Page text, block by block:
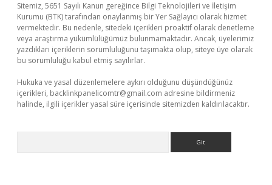
Sitemiz, 5651 Sayılı Kanun gereğince Bilgi Teknolojileri ve İletişim
Kurumu (BTK) tarafından onaylanmış bir Yer Sağlayıcı olarak hizmet
vermektedir. Bu nedenle, sitedeki içerikleri proaktif olarak denetleme
veya araştırma yükümlülüğümüz bulunmamaktadır. Ancak, üyelerimiz
yazdıkları içeriklerin sorumluluğunu taşımakta olup, siteye üye olarak
bu sorumluluğu kabul etmiş sayılırlar.
Hukuka ve yasal düzenlemelere aykırı olduğunu düşündüğünüz
içerikleri, backlinkpanelicomtr@gmail.com adresine bildirmeniz
halinde, ilgili içerikler yasal süre içerisinde sitemizden kaldırılacaktır.